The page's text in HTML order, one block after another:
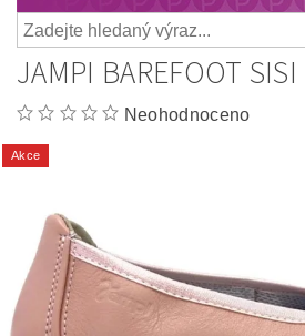
JAMPI BAREFOOT
Neohodnoceno
Akce